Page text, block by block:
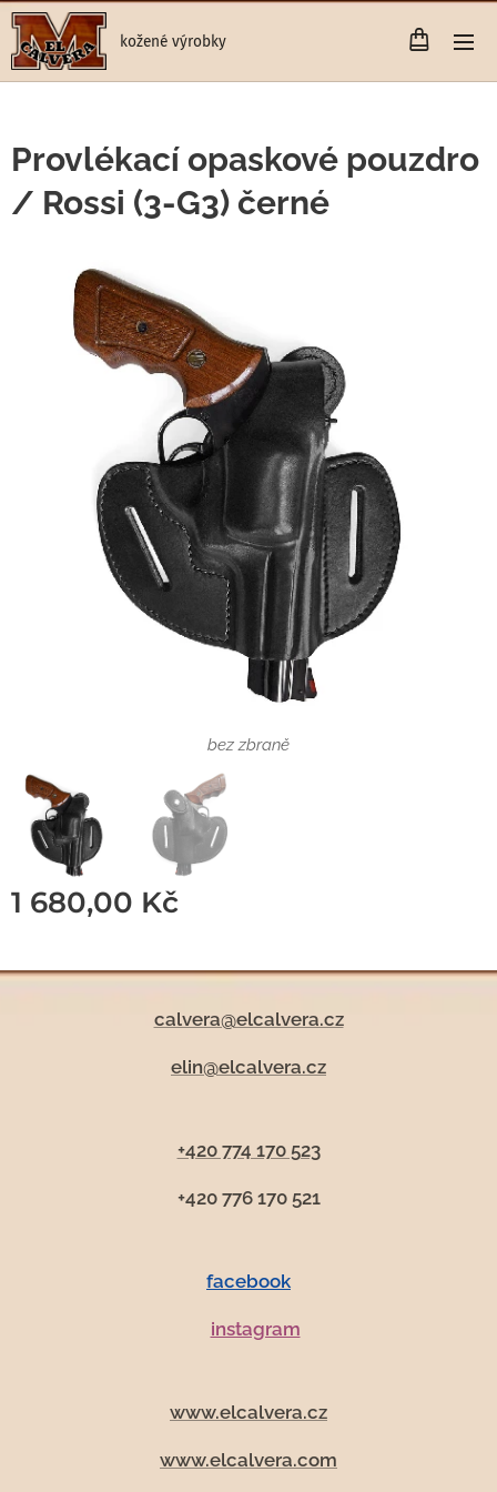
kožené výrobky
Provlékací opaskové pouzdro
/ Rossi (3-G3) černé
bez zbraně
bez zbraně
1 680,00 Kč
calvera@elcalvera.cz
elin@elcalvera.cz
+420 774 170 523
+420 776 170 521
facebook
instagram
www.elcalvera.cz
www.elcalvera.com